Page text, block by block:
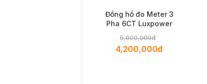
Đồng hồ đo Meter 3
Pha 6CT Luxpower
5,000,000đ
4,200,000đ